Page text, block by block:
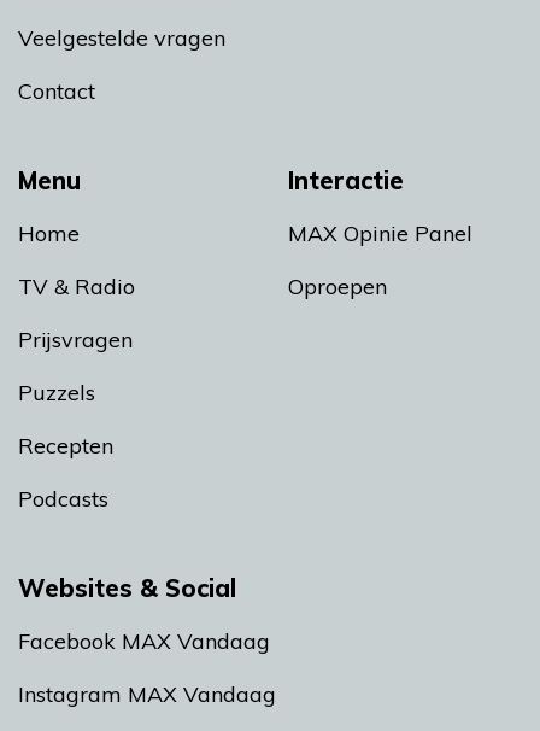
Menu
Home
TV & Radio
Prijsvragen
Puzzels
Recepten
Podcasts
Interactie
MAX Opinie Panel
Oproepen
Veelgestelde vragen
Contact
Websites & Social
Facebook MAX Vandaag
Instagram MAX Vandaag